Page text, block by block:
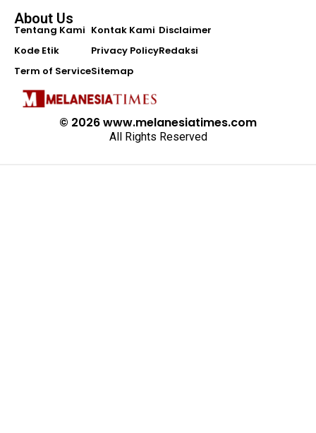
© 2026 www.melanesiatimes.com
All Rights Reserved
About Us
Tentang Kami
Kode Etik
Term of Service
Kontak Kami
Privacy Policy
Sitemap
Disclaimer
Redaksi